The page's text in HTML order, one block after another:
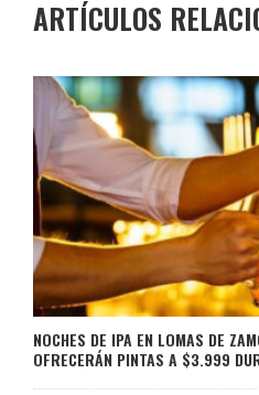
ARTÍCULOS
NOCHES DE IPA EN LOMAS DE
OFRECERÁN PINTAS A $3.999